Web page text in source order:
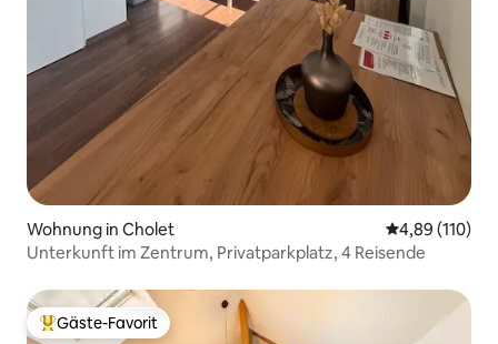
Wohnung in Cholet
4,89 (110)
Unterkunft im Zentrum, Privatparkplatz, 4 Reisende
Beliebter Gäste-Favorit.
Gäste-Favorit